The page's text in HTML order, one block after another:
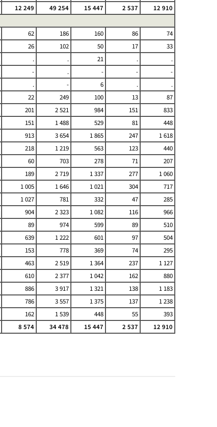
12 249 49 254 15 447 2 537
12 910
62 186 160 86
74
26 102 50 17
33
. . 21 .
.
- . - -
-
. - 6 .
.
22 249 100 13
87
201 2 521 984 151
833
151 1 488 529 81
448
913 3 654 1 865 247
1 618
218 1 219 563 123
440
60 703 278 71
207
189 2 719 1 337 277
1 060
1 005 1 646 1 021 304
717
1 027 781 332 47
285
904 2 323 1 082 116
966
89 974 599 89
510
639 1 222 601 97
504
153 778 369 74
295
463 2 519 1 364 237
1 127
610 2 377 1 042 162
880
886 3 917 1 321 138
1 183
786 3 557 1 375 137
1 238
162 1 539 448 55
393
8 574 34 478 15 447 2 537 12 910